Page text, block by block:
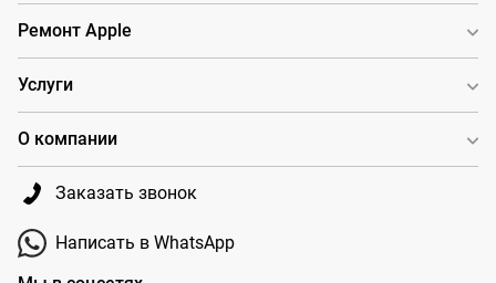
Заказать звонок
Написать в WhatsApp
Ремонт Apple
Услуги
О компании